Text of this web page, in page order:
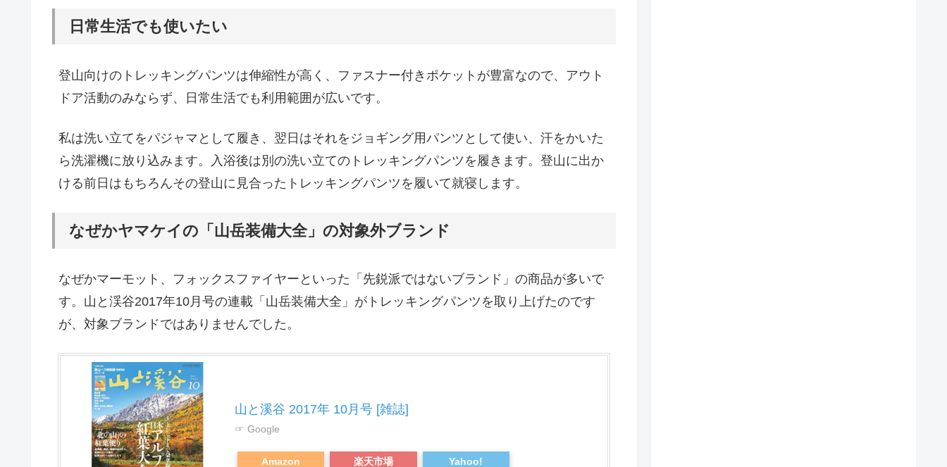
日常生活でも使いたい
登山向けのトレッキングパンツは伸縮性が高く、ファスナー付きポケットが豊富なので、アウト
ドア活動のみならず、日常生活でも利用範囲が広いです。
私は洗い立てをパジャマとして履き、翌日はそれをジョギング用パンツとして使い、汗をかいた
ら洗濯機に放り込みます。入浴後は別の洗い立てのトレッキングパンツを履きます。登山に出か
ける前日はもちろんその登山に見合ったトレッキングパンツを履いて就寝します。
なぜかヤマケイの「山岳装備大全」の対象外ブランド
なぜかマーモット、フォックスファイヤーといった「先鋭派ではないブランド」の商品が多いで
す。山と渓谷2017年10月号の連載「山岳装備大全」がトレッキングパンツを取り上げたのです
が、対象ブランドではありませんでした。
山と溪谷 2017年 10月号 [雑誌]
☞ Google
Amazon 楽天市場 Yahoo!